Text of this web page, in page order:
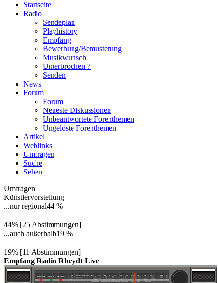
Startseite
Radio
Sendeplan
Playhistory
Empfang
Bewerbung/Bemusterung
Musikwunsch
Unterbrochen ?
Senden
News
Forum
Forum
Neueste Diskussionen
Unbeantwortete Forenthemen
Ungelöste Forenthemen
Artikel
Weblinks
Umfragen
Suche
Sehen
Umfragen
Künstlervorstellung
...nur regional44 %
44% [25 Abstimmungen]
...auch außerhalb19 %
19% [11 Abstimmungen]
Empfang Radio Rheydt Live